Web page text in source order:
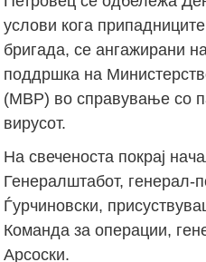
услови кога
бригада, се ангажирани
поддршка на
(МВР) во справување со
вирусот.
На свеченоста покрај
Генералштабот, генерал-
Ѓурчиновски,
Команда за операции,
Арсоски.